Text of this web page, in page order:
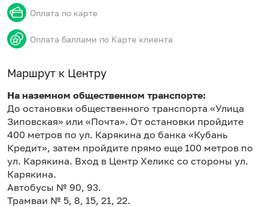
Оплата по карте
Оплата баллами по Карте клиента
Маршрут к Центру
На наземном общественном транспорте:
До остановки общественного транспорта «Улица
Зиповская» или «Почта». От остановки пройдите
400 метров по ул. Карякина до банка «Кубань
Кредит», затем пройдите прямо еще 100 метров по
ул. Карякина. Вход в Центр Хеликс со стороны ул.
Карякина.
Автобусы № 90, 93.
Трамваи № 5, 8, 15, 21, 22.